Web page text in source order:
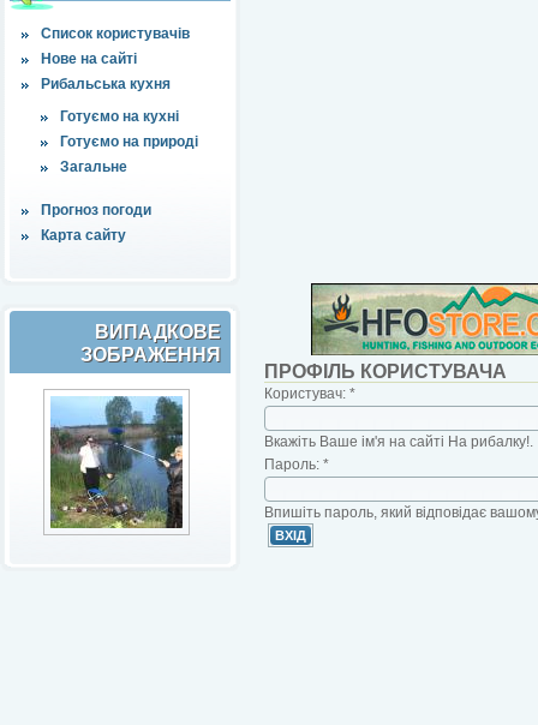
Список користувачів
Нове на сайті
Рибальська кухня
Готуємо на кухні
Готуємо на природі
Загальне
Прогноз погоди
Карта сайту
ВИПАДКОВЕ
ЗОБРАЖЕННЯ
ПРОФІЛЬ КОРИСТУВАЧА
Користувач: *
Вкажіть Ваше ім'я на сайті На рибалку!.
Пароль: *
Впишіть пароль, який відповідає